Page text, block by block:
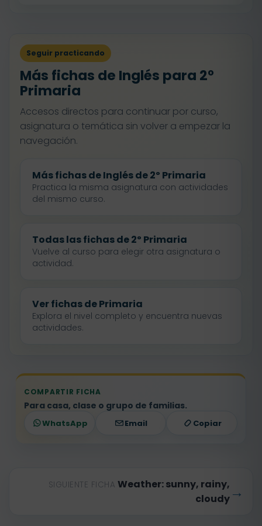
Seguir practicando
Más fichas de Inglés para 2º
Primaria
Accesos directos para continuar por curso,
asignatura o temática sin volver a empezar la
navegación.
Más fichas de Inglés de 2º Primaria
Practica la misma asignatura con actividades
del mismo curso.
Todas las fichas de 2º Primaria
Vuelve al curso para elegir otra asignatura o
actividad.
Ver fichas de Primaria
Explora el nivel completo y encuentra nuevas
actividades.
COMPARTIR FICHA
Para casa, clase o grupo de familias.
WhatsApp Email Copiar
SIGUIENTE FICHA Weather: sunny, rainy,
cloudy →